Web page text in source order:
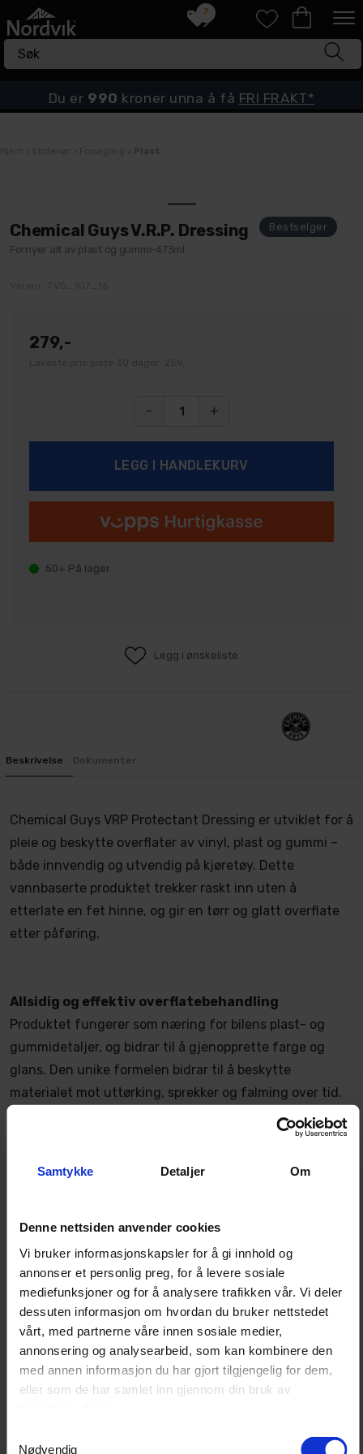
Samtykke Detaljer Om
Denne nettsiden anvender cookies
Vi bruker informasjonskapsler for å gi innhold og
annonser et personlig preg, for å levere sosiale
mediefunksjoner og for å analysere trafikken vår. Vi deler
dessuten informasjon om hvordan du bruker nettstedet
vårt, med partnerne våre innen sosiale medier,
annonsering og analysearbeid, som kan kombinere den
med annen informasjon du har gjort tilgjengelig for dem,
eller som de har samlet inn gjennom din bruk av
Nødvendig
7
Du er 990 kroner unna å få FRI FRAKT*
Chemical Guys V.R.P. Dressing
Fornyer alt av plast og gummi-473ml
279,-
- +
50+ På lager
Legg i ønskeliste
Beskrivelse Dokumenter
Chemical Guys VRP Protectant Dressing er utviklet for å
pleie og beskytte overflater av vinyl, plast og gummi –
både innvendig og utvendig på kjøretøy. Dette
vannbaserte produktet trekker raskt inn uten å
etterlate en fet hinne, og gir en tørr og glatt overflate
etter påføring.
Allsidig og effektiv overflatebehandling
Produktet fungerer som næring for bilens plast- og
gummidetaljer, og bidrar til å gjenopprette farge og
glans. Den unike formelen bidrar til å beskytte
materialet mot uttørking, sprekker og falming over tid.
Ideelt for dekk, støtfangere, interiørdetaljer, lister og
Inneholder avanserte UV-blokkere som forhindrer
skader fra solen og forlenge levetiden til materialer som
er eksponert for sollys. Regelmessig bruk bidrar til å
bevare originalfargen og motvirke falming og sprekker.
Bruksområder
Eksteriør: dekk, lister, speilhus, støtfangere og
Motorrom: slanger, deksler og gummikomponenter